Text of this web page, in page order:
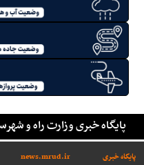
پایگاه خبری وزارت راه و
پایگاه خبری news.mrud.ir